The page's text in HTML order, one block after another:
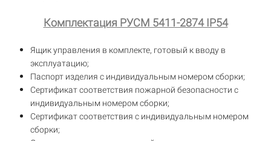
Комплектация РУСМ 5411-2874 IP54
Ящик управления в комплекте, готовый к вводу в
эксплуатацию;
Паспорт изделия с индивидуальным номером сборки;
Сертификат соответствия пожарной безопасности с
индивидуальным номером сборки;
Сертификат соответствия с индивидуальным номером
сборки;